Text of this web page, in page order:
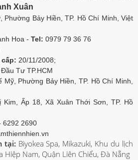
Xuân
Phường Bảy Hiền, TP. Hồ Chí Minh, Việt
Hoa - Tel: 0979 79 36 76
cấp: 20/11/2008;
Tư TP.HCM
Mỹ, Phường Bảy Hiền, TP. Hồ Chí Minh,
Kim, Ấp 18, Xã Xuân Thới Sơn, TP. Hồ
6292 2690
tại: Biyokea Spa, Mikazuki, Khu du lịch
Hiệp Nam, Quận Liên Chiểu, Đà Nẵng